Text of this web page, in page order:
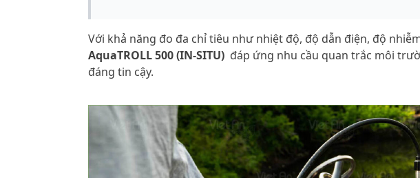
Với khả năng đo đa chỉ tiêu như nhiệt độ, độ dẫn điện, độ
AquaTROLL 500 (IN-SITU) đáp ứng nhu cầu quan trắc môi
đáng tin cậy.